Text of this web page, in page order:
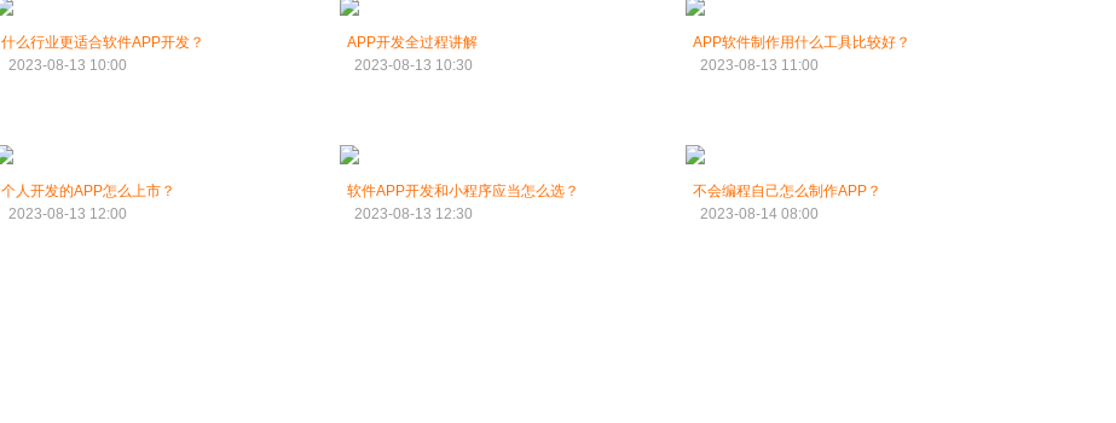
什么行业更适合软件APP开发？
2023-08-13 10:00
APP开发全过程讲解
2023-08-13 10:30
APP软件制作用什么工具比较好？
2023-08-13 11:00
个人开发的APP怎么上市？
2023-08-13 12:00
软件APP开发和小程序应当怎么选？
2023-08-13 12:30
不会编程自己怎么制作APP？
2023-08-14 08:00